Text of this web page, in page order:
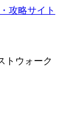
トウォーク